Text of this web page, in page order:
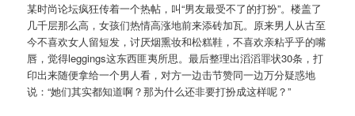
某时尚论坛疯狂传着一个热帖，叫“男友最受不了的打扮”。楼盖了
几千层那么高，女孩们热情高涨地前来添砖加瓦。原来男人从古至
今不喜欢女人留短发，讨厌烟熏妆和松糕鞋，不喜欢亲粘乎乎的嘴
唇，觉得leggings这东西匪夷所思。最后整理出滔滔罪状30条，打
印出来随便拿给一个男人看，对方一边击节赞同一边万分疑惑地
说：“她们其实都知道啊？那为什么还非要打扮成这样呢？”